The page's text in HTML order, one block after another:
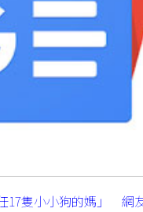
17隻小小狗的媽」 網